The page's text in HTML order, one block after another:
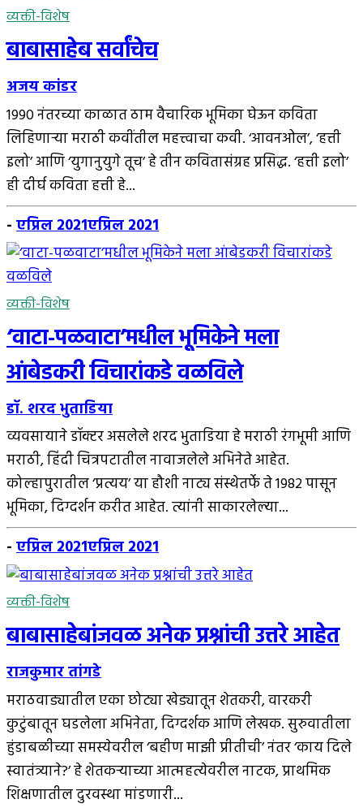
व्यक्ती-विशेष
बाबासाहेब सर्वांचेच
अजय कांडर
1990 नंतरच्या काळात ठाम वैचारिक भूमिका घेऊन कविता
लिहिणार्‍या मराठी कवींतील महत्त्वाचा कवी. ‘आवनओल’, ‘हत्ती
इलो’ आणि ‘युगानुयुगे तूच’ हे तीन कवितासंग्रह प्रसिद्ध. ‘हत्ती इलो’
ही दीर्घ कविता हत्ती हे...
- एप्रिल 2021एप्रिल 2021
व्यक्ती-विशेष
‘वाटा-पळवाटा’मधील भूमिकेने मला
आंबेडकरी विचारांकडे वळविले
डॉ. शरद भुताडिया
व्यवसायाने डॉक्टर असलेले शरद भुताडिया हे मराठी रंगभूमी आणि
मराठी, हिंदी चित्रपटातील नावाजलेले अभिनेते आहेत.
कोल्हापुरातील ‘प्रत्यय’ या हौशी नाट्य संस्थेतर्फे ते 1982 पासून
भूमिका, दिग्दर्शन करीत आहेत. त्यांनी साकारलेल्या...
- एप्रिल 2021एप्रिल 2021
व्यक्ती-विशेष
बाबासाहेबांजवळ अनेक प्रश्नांची उत्तरे आहेत
राजकुमार तांगडे
मराठवाड्यातील एका छोट्या खेड्यातून शेतकरी, वारकरी
कुटुंबातून घडलेला अभिनेता, दिग्दर्शक आणि लेखक. सुरुवातीला
हुंडाबळीच्या समस्येवरील ‘बहीण माझी प्रीतीची’ नंतर ‘काय दिले
स्वातंत्र्याने?’ हे शेतकर्‍याच्या आत्महत्येवरील नाटक, प्राथमिक
शिक्षणातील दुरवस्था मांडणारी...